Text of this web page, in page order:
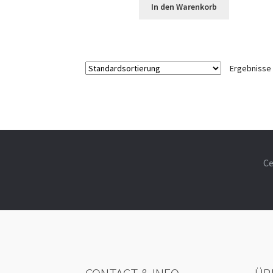
In den Warenkorb
Ergebnisse